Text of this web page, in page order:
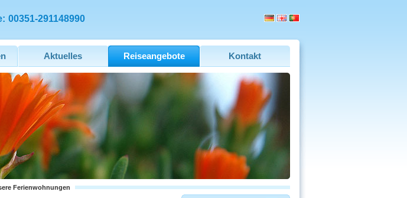
00351-291148990
Aktuelles Reiseangebote Kontakt
Ferienwohnungen